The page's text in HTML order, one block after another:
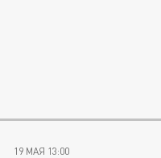
19 МАЯ 13:00